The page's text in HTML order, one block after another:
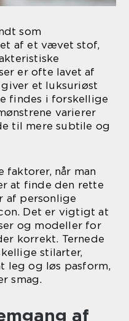
som
af et vævet stof,
er ofte lavet af
et luksuriøst
findes i forskellige
varierer
til mere subtile og
faktorer, når man
at finde den rette
af personlige
Det er vigtigt at
og modeller for
korrekt. Ternede
stilarter,
leg og løs pasform,
smag.
af